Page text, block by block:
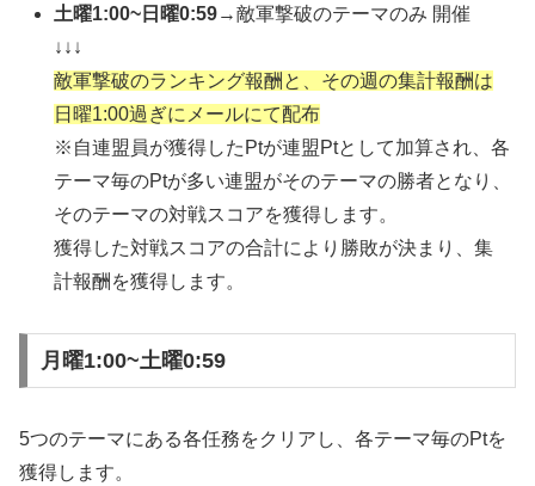
土曜1:00~日曜0:59→敵軍撃破のテーマのみ 開催
↓↓↓
敵軍撃破のランキング報酬と、その週の集計報酬は
日曜1:00過ぎにメールにて配布
※自連盟員が獲得したPtが連盟Ptとして加算され、各
テーマ毎のPtが多い連盟がそのテーマの勝者となり、
そのテーマの対戦スコアを獲得します。
獲得した対戦スコアの合計により勝敗が決まり、集
計報酬を獲得します。
月曜1:00~土曜0:59
5つのテーマにある各任務をクリアし、各テーマ毎のPtを
獲得します。